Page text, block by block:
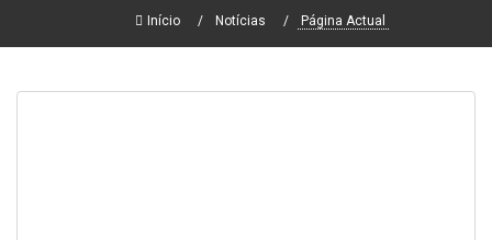
Início Notícias Página Actual